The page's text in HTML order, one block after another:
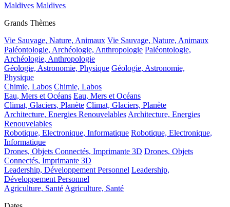
Maldives Maldives
Grands Thèmes
Vie Sauvage, Nature, Animaux Vie Sauvage, Nature, Animaux
Paléontologie, Archéologie, Anthropologie Paléontologie,
Archéologie, Anthropologie
Géologie, Astronomie, Physique Géologie, Astronomie,
Physique
Chimie, Labos Chimie, Labos
Eau, Mers et Océans Eau, Mers et Océans
Climat, Glaciers, Planète Climat, Glaciers, Planète
Architecture, Energies Renouvelables Architecture, Energies
Renouvelables
Robotique, Electronique, Informatique Robotique, Electronique,
Informatique
Drones, Objets Connectés, Imprimante 3D Drones, Objets
Connectés, Imprimante 3D
Leadership, Développement Personnel Leadership,
Développement Personnel
Agriculture, Santé Agriculture, Santé